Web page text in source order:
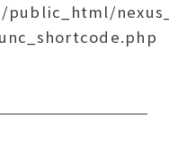
public_html/